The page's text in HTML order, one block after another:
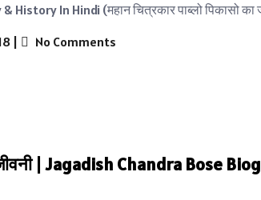
In Hindi (महान चित्रकार पाब्लो पिकासो का
| No Comments
| Jagadish Chandra Bose